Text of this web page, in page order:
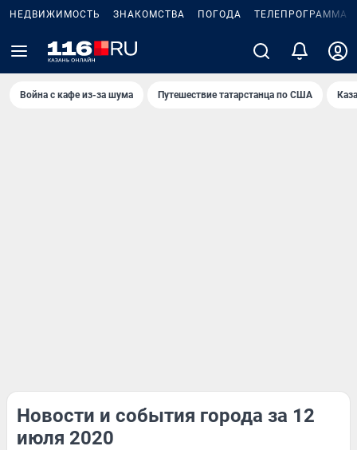
НЕДВИЖИМОСТЬ ЗНАКОМСТВА ПОГОДА ТЕЛЕПРОГРАММА
Война с кафе из-за шума Путешествие татарстанца по США
Новости и события города за 12
июля 2020